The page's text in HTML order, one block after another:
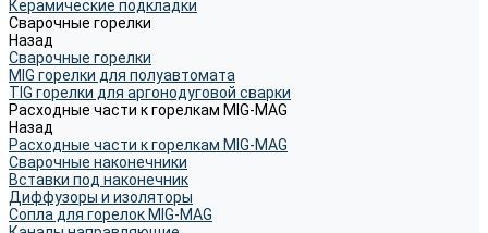
Керамические подкладки
Сварочные горелки
Назад
Сварочные горелки
MIG горелки для полуавтомата
TIG горелки для аргонодуговой сварки
Расходные части к горелкам MIG-MAG
Назад
Расходные части к горелкам MIG-MAG
Сварочные наконечники
Вставки под наконечник
Диффузоры и изоляторы
Сопла для горелок MIG-MAG